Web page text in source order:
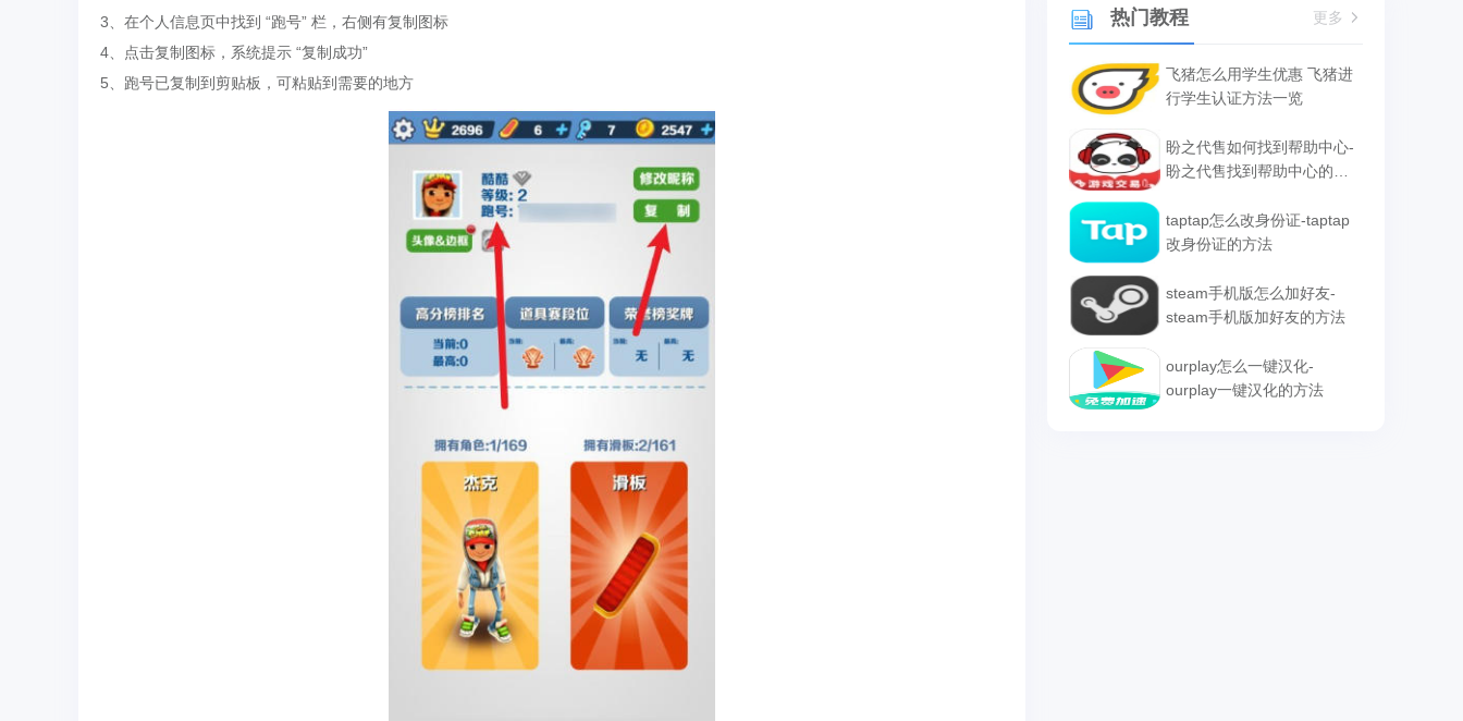
3、在个人信息页中找到 “跑号” 栏，右侧有复制图标
4、点击复制图标，系统提示 “复制成功”
5、跑号已复制到剪贴板，可粘贴到需要的地方
热门教程 更多
飞猪怎么用学生优惠 飞猪进
行学生认证方法一览
盼之代售如何找到帮助中心-
盼之代售找到帮助中心的方
taptap怎么改身份证-taptap
改身份证的方法
steam手机版怎么加好友-
steam手机版加好友的方法
ourplay怎么一键汉化-
ourplay一键汉化的方法